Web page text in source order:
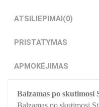
ATSILIEPIMAI(0)
PRISTATYMAS
APMOKĖJIMAS
Balzamas po
Balzamas po skutimosi